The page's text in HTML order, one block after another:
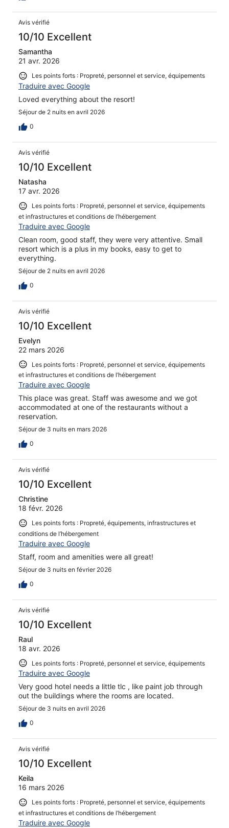
Avis vérifié
10/10 Excellent
Samantha
21 avr. 2026
Les points forts : Propreté, personnel et service, équipements
Traduire avec Google
Loved everything about the resort!
Séjour de 2 nuits en avril 2026
0
Avis vérifié
10/10 Excellent
Natasha
17 avr. 2026
Les points forts : Propreté, personnel et service, équipements
et infrastructures et conditions de l’hébergement
Traduire avec Google
Clean room, good staff, they were very attentive. Small
resort which is a plus in my books, easy to get to
everything.
Séjour de 2 nuits en avril 2026
0
Avis vérifié
10/10 Excellent
Evelyn
22 mars 2026
Les points forts : Propreté, personnel et service, équipements
et infrastructures et conditions de l’hébergement
Traduire avec Google
This place was great. Staff was awesome and we got
accommodated at one of the restaurants without a
reservation.
Séjour de 3 nuits en mars 2026
0
Avis vérifié
10/10 Excellent
Christine
18 févr. 2026
Les points forts : Propreté, équipements, infrastructures et
conditions de l’hébergement
Traduire avec Google
Staff, room and amenities were all great!
Séjour de 3 nuits en février 2026
0
Avis vérifié
10/10 Excellent
Raul
18 avr. 2026
Les points forts : Propreté, personnel et service, équipements
Traduire avec Google
Very good hotel needs a little tlc , like paint job through
out the buildings where the rooms are located.
Séjour de 3 nuits en avril 2026
0
Avis vérifié
10/10 Excellent
Keila
16 mars 2026
Les points forts : Propreté, personnel et service, équipements
et infrastructures et conditions de l’hébergement
Traduire avec Google